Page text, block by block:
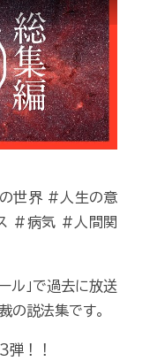
世界 #人生の意
#病気 #人間関
ル」で過去に放送
の説法集です。
弾！！